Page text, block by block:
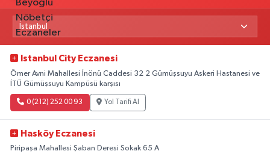
Istanbul City Eczanesi
Ömer Avni Mahallesi İnönü Caddesi 32 2 Gümüşsuyu Askeri Hastanesi ve
İTÜ Gümüşsuyu Kampüsü karşısı
0 (212) 252 00 93 Yol Tarifi Al
Hasköy Eczanesi
Piripaşa Mahallesi Şaban Deresi Sokak 65 A